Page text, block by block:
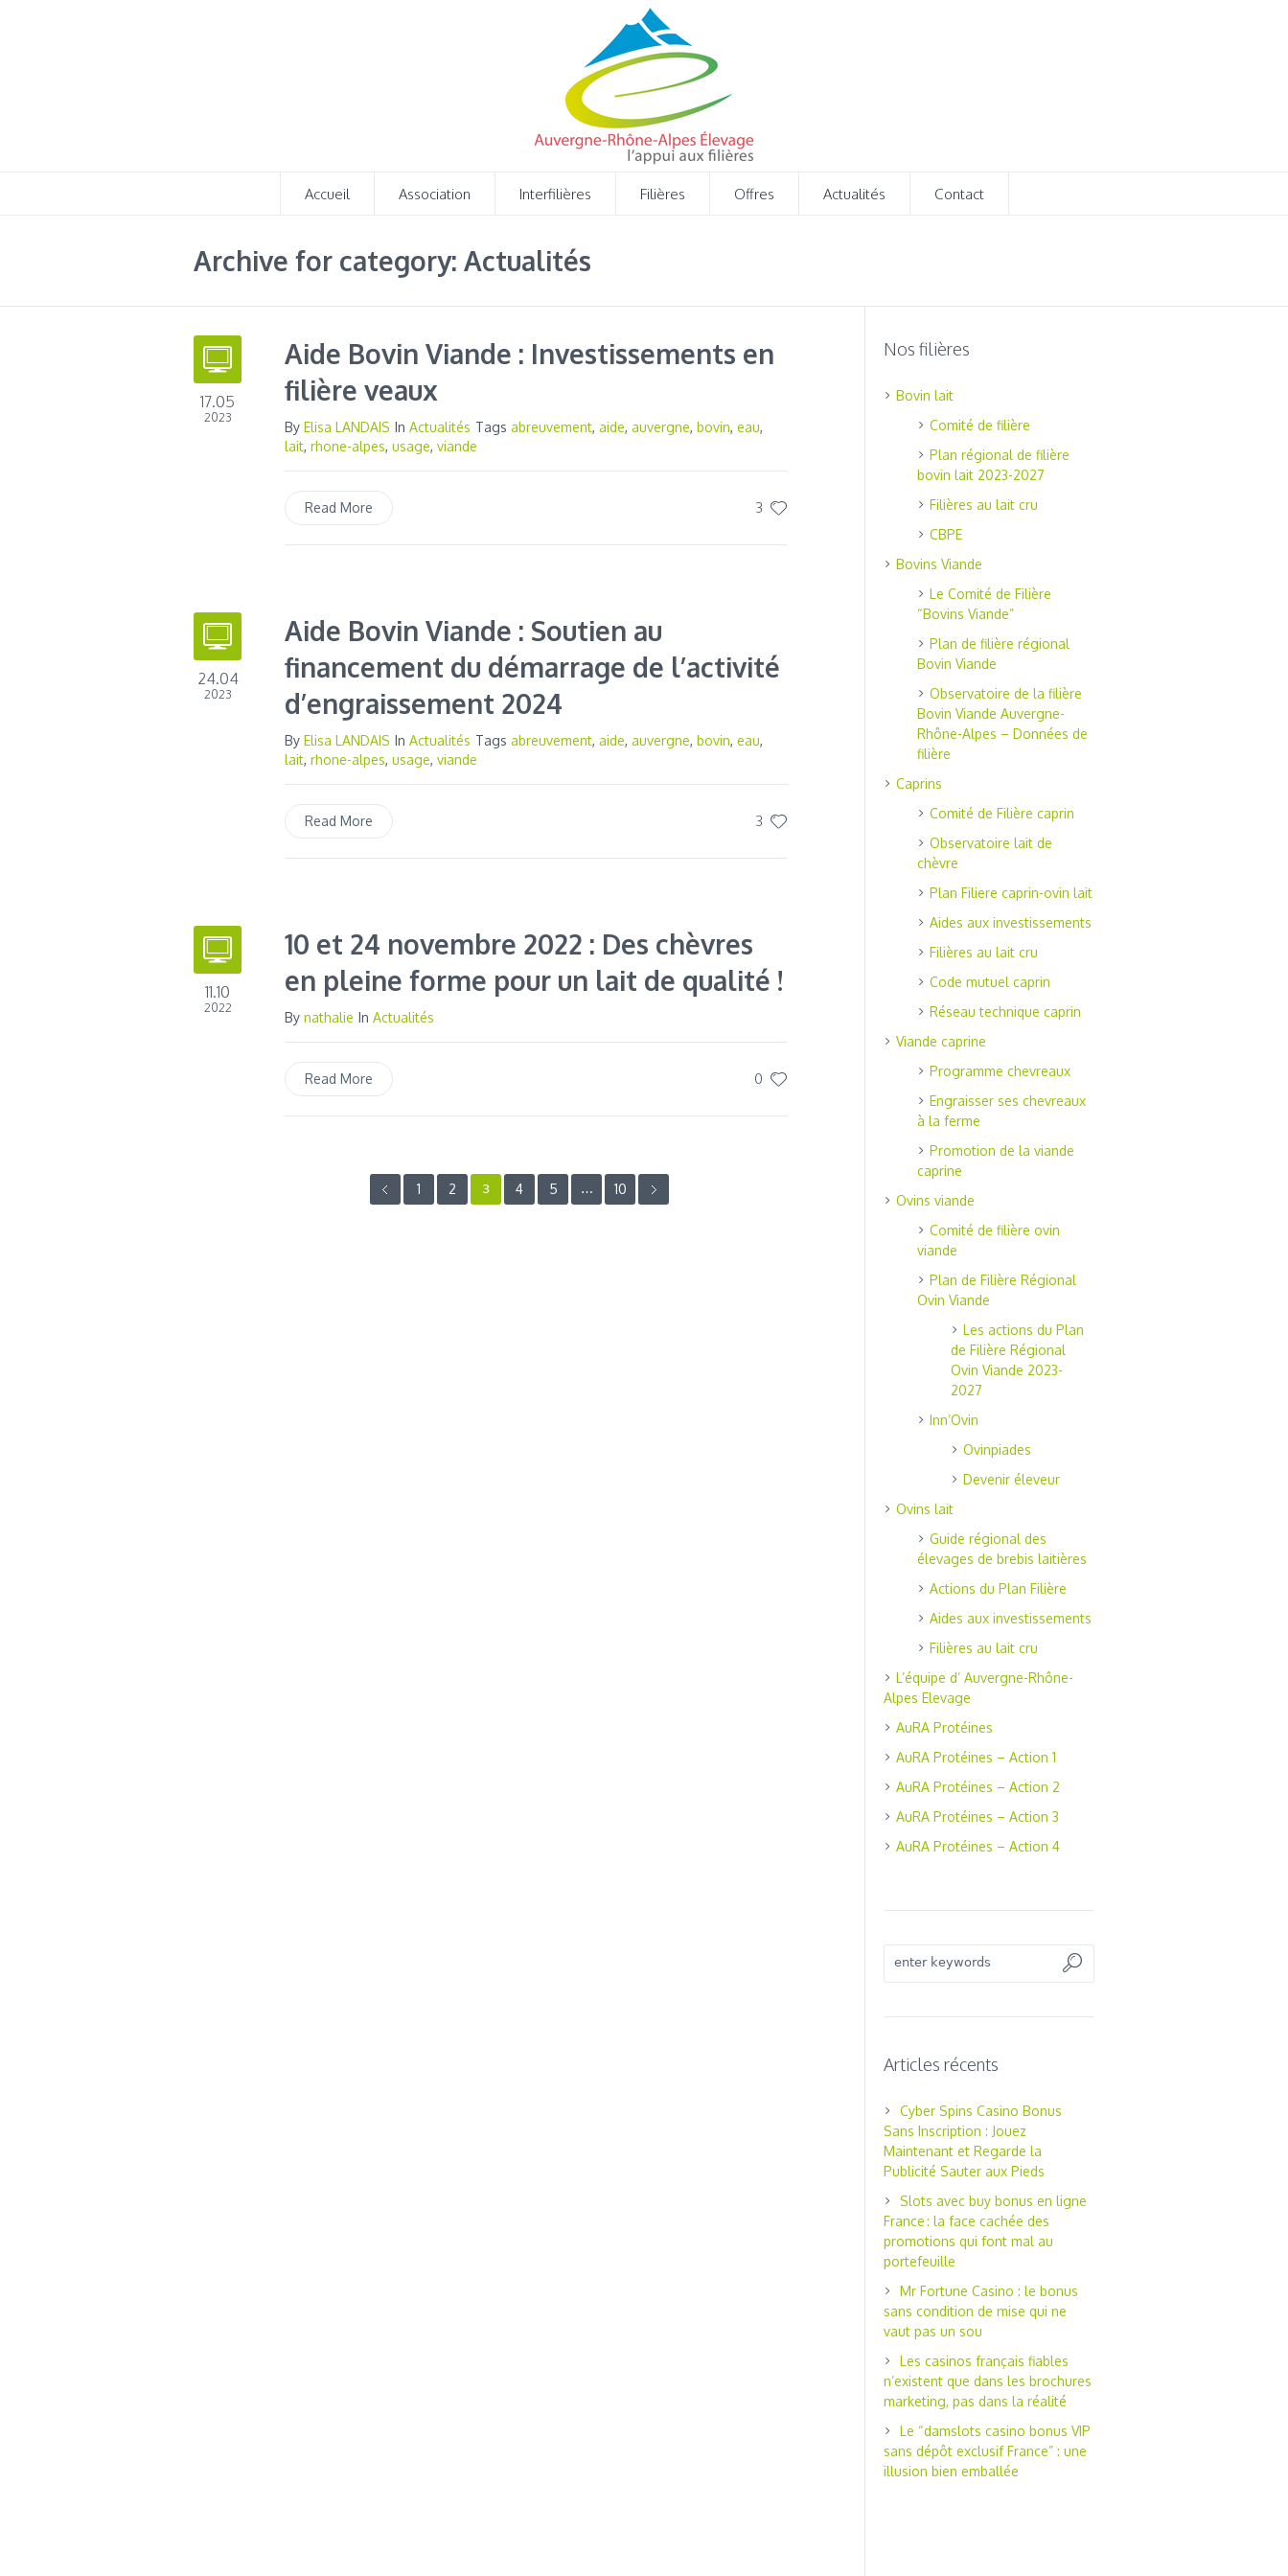
Accueil Association Interfilières Filières Offres Actualités Contact
Archive for category: Actualités
17.05
2023
Aide Bovin Viande : Investissements en
filière veaux
By Elisa LANDAIS In Actualités Tags abreuvement, aide, auvergne, bovin, eau,
lait, rhone-alpes, usage, viande
3
Read More
24.04
2023
Aide Bovin Viande : Soutien au
financement du démarrage de l’activité
d’engraissement 2024
By Elisa LANDAIS In Actualités Tags abreuvement, aide, auvergne, bovin, eau,
lait, rhone-alpes, usage, viande
3
Read More
11.10
2022
10 et 24 novembre 2022 : Des chèvres
en pleine forme pour un lait de qualité !
By nathalie In Actualités
0
Read More
1 2 3 4 5 … 10
Nos filières
Bovin lait
Comité de filière
Plan régional de filière
bovin lait 2023-2027
Filières au lait cru
CBPE
Bovins Viande
Le Comité de Filière
“Bovins Viande”
Plan de filière régional
Bovin Viande
Observatoire de la filière
Bovin Viande Auvergne-
Rhône-Alpes – Données de
filière
Caprins
Comité de Filière caprin
Observatoire lait de
chèvre
Plan Filiere caprin-ovin lait
Aides aux investissements
Filières au lait cru
Code mutuel caprin
Réseau technique caprin
Viande caprine
Programme chevreaux
Engraisser ses chevreaux
à la ferme
Promotion de la viande
caprine
Ovins viande
Comité de filière ovin
viande
Plan de Filière Régional
Ovin Viande
Les actions du Plan
de Filière Régional
Ovin Viande 2023-
2027
Inn’Ovin
Ovinpiades
Devenir éleveur
Ovins lait
Guide régional des
élevages de brebis laitières
Actions du Plan Filière
Aides aux investissements
Filières au lait cru
L’équipe d’ Auvergne-Rhône-
Alpes Elevage
AuRA Protéines
AuRA Protéines – Action 1
AuRA Protéines – Action 2
AuRA Protéines – Action 3
AuRA Protéines – Action 4
Articles récents
Cyber Spins Casino Bonus
Sans Inscription : Jouez
Maintenant et Regarde la
Publicité Sauter aux Pieds
Slots avec buy bonus en ligne
France : la face cachée des
promotions qui font mal au
portefeuille
Mr Fortune Casino : le bonus
sans condition de mise qui ne
vaut pas un sou
Les casinos français fiables
n’existent que dans les brochures
marketing, pas dans la réalité
Le “damslots casino bonus VIP
sans dépôt exclusif France” : une
illusion bien emballée